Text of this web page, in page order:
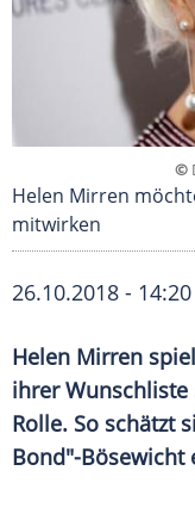
©
Helen Mirren
mitwirken
26.10.2018 -
Helen Mirren
ihrer Wunschliste
Rolle. So schätzt
Bond"-Bösewicht